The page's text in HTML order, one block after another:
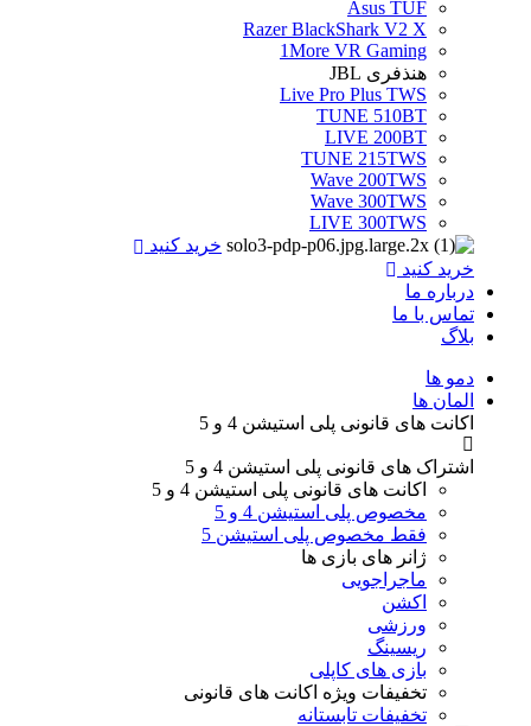
Asus TUF
Razer BlackShark V2 X
1More VR Gaming
هنذفری JBL
Live Pro Plus TWS
TUNE 510BT
LIVE 200BT
TUNE 215TWS
Wave 200TWS
Wave 300TWS
LIVE 300TWS
خرید کنید
خرید کنید
درباره ما
تماس با ما
بلاگ
Menu
دمو ها
المان ها
اکانت های قانونی پلی استیشن 4 و 5
اشتراک های قانونی پلی استیشن 4 و 5
اکانت های قانونی پلی استیشن 4 و 5
مخصوص پلی استیشن 4 و 5
فقط مخصوص پلی استیشن 5
ژانر های بازی ها
ماجراجویی
اکشن
ورزشی
ریسینگ
بازی های کاپلی
تخفیفات ویژه اکانت های قانونی
تخفیفات تابستانه